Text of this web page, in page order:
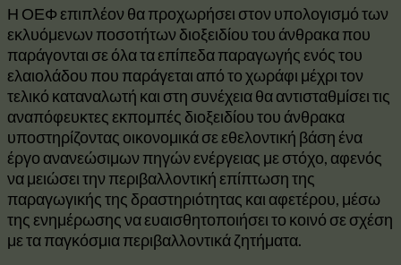
Η ΟΕΦ επιπλέον θα προχωρήσει στον υπολογισμό των
εκλυόμενων ποσοτήτων διοξειδίου του άνθρακα που
παράγονται σε όλα τα επίπεδα παραγωγής ενός του
ελαιολάδου που παράγεται από το χωράφι μέχρι τον
τελικό καταναλωτή και στη συνέχεια θα αντισταθμίσει τις
αναπόφευκτες εκπομπές διοξειδίου του άνθρακα
υποστηρίζοντας οικονομικά σε εθελοντική βάση ένα
έργο ανανεώσιμων πηγών ενέργειας με στόχο, αφενός
να μειώσει την περιβαλλοντική επίπτωση της
παραγωγικής της δραστηριότητας και αφετέρου, μέσω
της ενημέρωσης να ευαισθητοποιήσει το κοινό σε σχέση
με τα παγκόσμια περιβαλλοντικά ζητήματα.